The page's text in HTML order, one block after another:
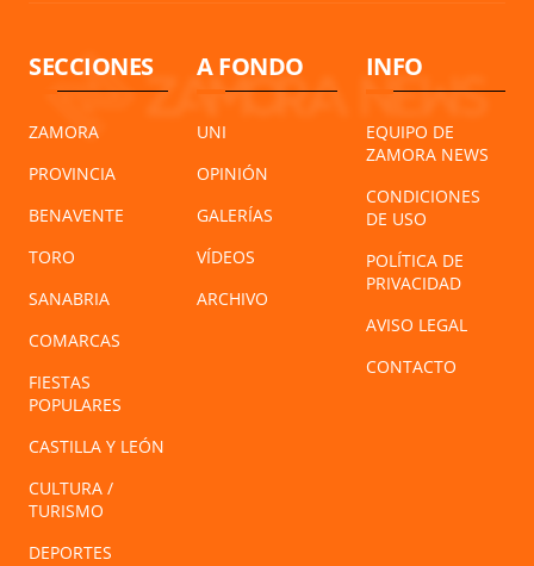
SECCIONES
ZAMORA
PROVINCIA
BENAVENTE
TORO
SANABRIA
COMARCAS
FIESTAS
POPULARES
CASTILLA Y LEÓN
CULTURA /
TURISMO
DEPORTES
A FONDO
UNI
OPINIÓN
GALERÍAS
VÍDEOS
ARCHIVO
INFO
EQUIPO DE
ZAMORA NEWS
CONDICIONES
DE USO
POLÍTICA DE
PRIVACIDAD
AVISO LEGAL
CONTACTO